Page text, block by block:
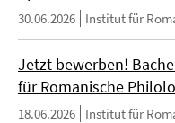
30.06.2026 Institut für
Jetzt bewerben!
für Romanische
18.06.2026 Institut für